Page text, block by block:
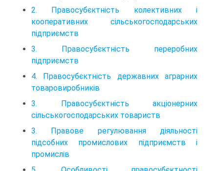
2. Правосубєктнiсть колективних i
кооперативних сiльськогосподарських
пiдприємств
3. Правосубєктнiсть переробних
пiдприємств
4. Правосубєктнiсть державних аграрних
товаровиробникiв
3. Правосубєктнiсть акцiонерних
сiльськогосподарських товариств
3. Правове регулювання дiяльностi
пiдсобних промислових пiдприємств i
промислiв